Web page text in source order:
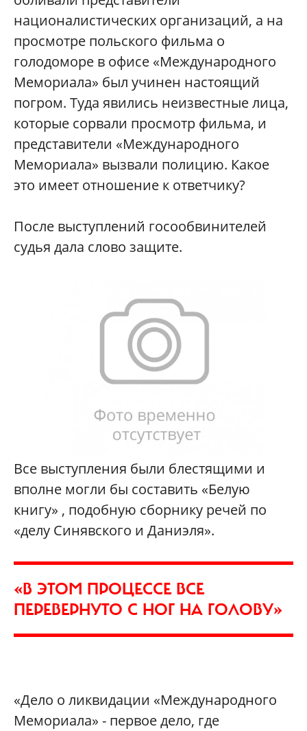
националистических организаций, а на
просмотре польского фильма о
голодоморе в офисе «Международного
Мемориала» был учинен настоящий
погром. Туда явились неизвестные лица,
которые сорвали просмотр фильма, и
представители «Международного
Мемориала» вызвали полицию. Какое
это имеет отношение к ответчику?
После выступлений госообвинителей
судья дала слово защите.
Все выступления были блестящими и
вполне могли бы составить «Белую
книгу» , подобную сборнику речей по
«делу Синявского и Даниэля».
«В ЭТОМ ПРОЦЕССЕ ВСЕ
ПЕРЕВЕРНУТО С НОГ НА ГОЛОВУ»
«Дело о ликвидации «Международного
Мемориала» - первое дело, где